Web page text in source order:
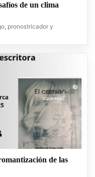
de un clima
pronostricador y
de las